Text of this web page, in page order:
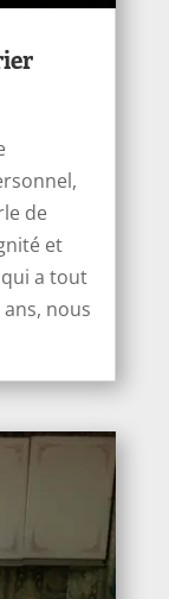
de
et
qui a tout
nous